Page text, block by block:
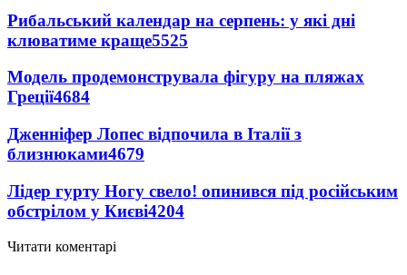
Рибальський календар на серпень: у які дні
клюватиме краще5525
Модель продемонструвала фігуру на пляжах
Греції4684
Дженніфер Лопес відпочила в Італії з
близнюками4679
Лідер гурту Ногу свело! опинився під російським
обстрілом у Києві4204
Читати коментарі